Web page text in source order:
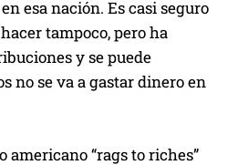
esa nación. Es casi seguro
tampoco, pero ha
y se puede
no se va a gastar dinero en
americano “rags to riches”